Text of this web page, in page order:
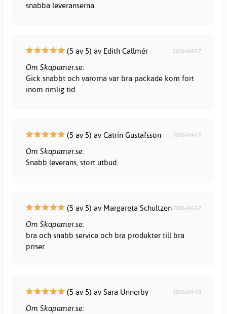
snabba leveranserna.
(5 av 5) av Edith Callmér 2026-04-17
Om Skapamer.se:
Gick snabbt och varorna var bra packade kom fort
inom rimlig tid
(5 av 5) av Catrin Gustafsson 2026-04-12
Om Skapamer.se:
Snabb leverans, stort utbud.
(5 av 5) av Margareta Schultzen2026-04-12
Om Skapamer.se:
bra och snabb service och bra produkter till bra
priser
(5 av 5) av Sara Unnerby 2026-04-10
Om Skapamer.se: